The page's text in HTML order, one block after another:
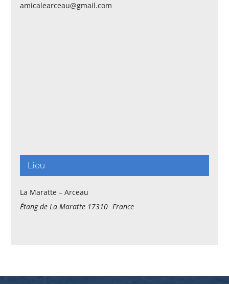
amicalearceau@gmail.com
Lieu
La Maratte – Arceau
Étang de La Maratte 17310 France